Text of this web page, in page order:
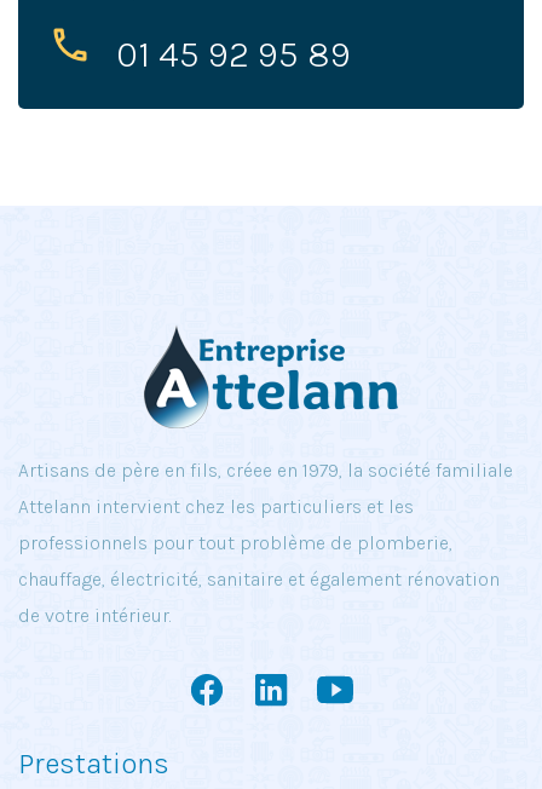
01 45 92 95 89
Artisans de père en fils, créee en 1979, la société familiale
Attelann intervient chez les particuliers et les
professionnels pour tout problème de plomberie,
chauffage, électricité, sanitaire et également rénovation
de votre intérieur.
Prestations